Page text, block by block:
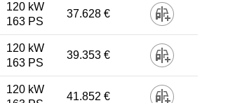
120 kW
163 PS
37.628 €
120 kW
163 PS
39.353 €
120 kW
41.852 €